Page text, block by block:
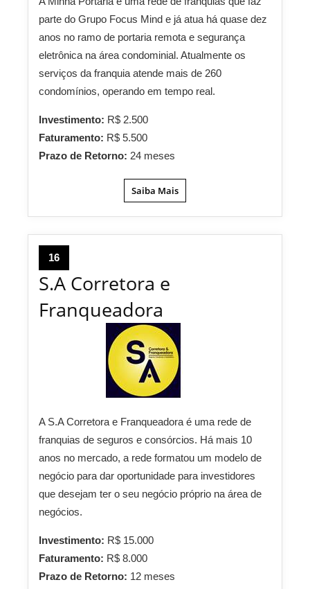
parte do Grupo Focus Mind e já atua há quase dez
anos no ramo de portaria remota e segurança
eletrônica na área condominial. Atualmente os
serviços da franquia atende mais de 260
condomínios, operando em tempo real.
Investimento: R$ 2.500
Faturamento: R$ 5.500
Prazo de Retorno: 24 meses
Saiba Mais
16
S.A Corretora e
Franqueadora
A S.A Corretora e Franqueadora é uma rede de
franquias de seguros e consórcios. Há mais 10
anos no mercado, a rede formatou um modelo de
negócio para dar oportunidade para investidores
que desejam ter o seu negócio próprio na área de
negócios.
Investimento: R$ 15.000
Faturamento: R$ 8.000
Prazo de Retorno: 12 meses